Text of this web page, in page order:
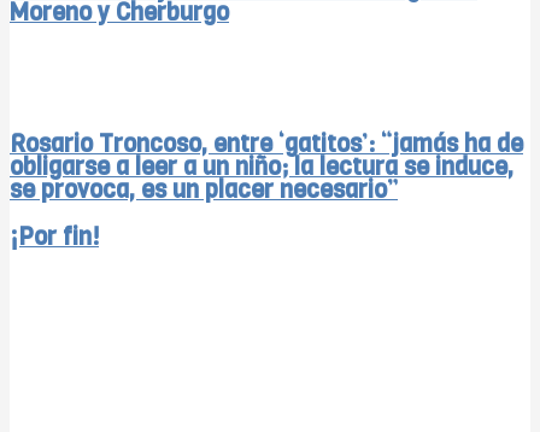
Moreno y Cherburgo
Rosario Troncoso, entre ‘gatitos’: “jamás ha de
obligarse a leer a un niño; la lectura se induce,
se provoca, es un placer necesario”
¡Por fin!